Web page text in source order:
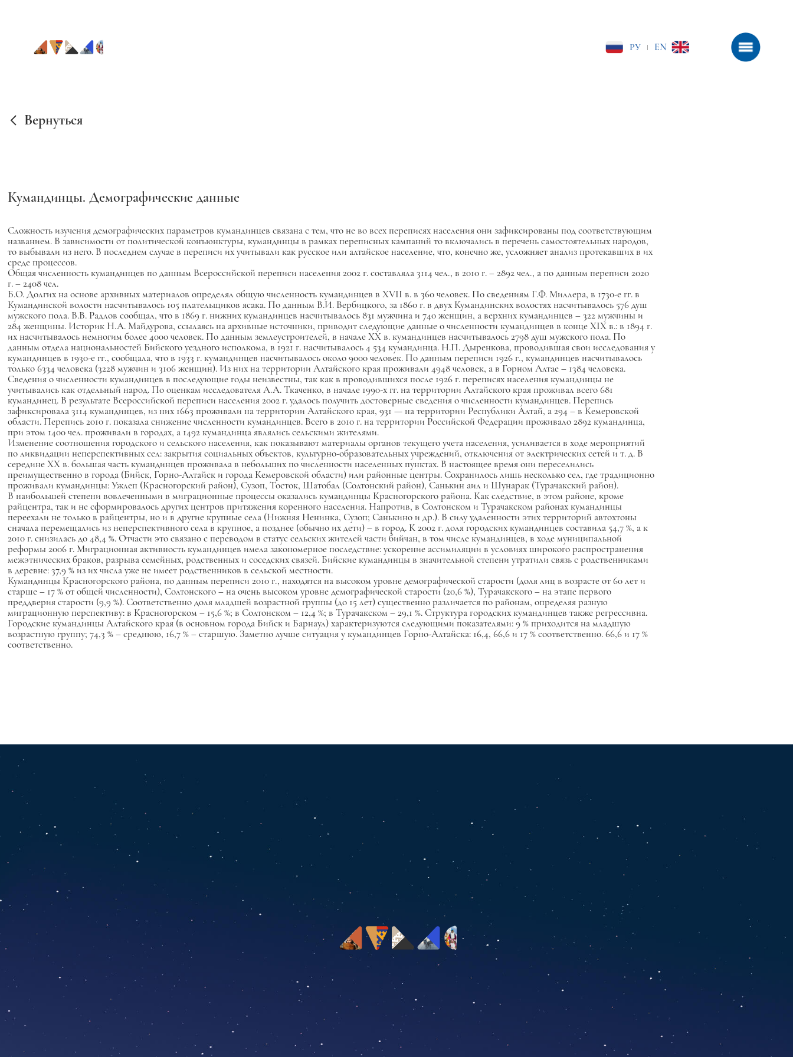
РУ EN
Вернуться
Кумандинцы. Демографические данные
Сложность изучения демографических параметров кумандинцев связана с тем, что не во всех переписях населения они зафиксированы под соответствующим
названием. В зависимости от политической конъюнктуры, кумандинцы в рамках переписных кампаний то включались в перечень самостоятельных народов,
то выбывали из него. В последнем случае в переписи их учитывали как русское или алтайское население, что, конечно же, усложняет анализ протекавших в их
среде процессов.
Общая численность кумандинцев по данным Всероссийской переписи населения 2002 г. составляла 3114 чел., в 2010 г. – 2892 чел., а по данным переписи 2020
г. – 2408 чел.
Б.О. Долгих на основе архивных материалов определял общую численность кумандинцев в XVII в. в 360 человек. По сведениям Г.Ф. Миллера, в 1730-е гг. в
Кумандинской волости насчитывалось 105 плательщиков ясака. По данным В.И. Вербицкого, за 1860 г. в двух Кумандинских волостях насчитывалось 576 душ
мужского пола. В.В. Радлов сообщал, что в 1869 г. нижних кумандинцев насчитывалось 831 мужчина и 740 женщин, а верхних кумандинцев – 322 мужчины и
284 женщины. Историк Н.А. Майдурова, ссылаясь на архивные источники, приводит следующие данные о численности кумандинцев в конце XIX в.: в 1894 г.
их насчитывалось немногим более 4000 человек. По данным землеустроителей, в начале XX в. кумандинцев насчитывалось 2798 душ мужского пола. По
данным отдела национальностей Бийского уездного исполкома, в 1921 г. насчитывалось 4 534 кумандинца. Н.П. Дыренкова, проводившая свои исследования у
кумандинцев в 1930-е гг., сообщала, что в 1933 г. кумандинцев насчитывалось около 9000 человек. По данным переписи 1926 г., кумандинцев насчитывалось
только 6334 человека (3228 мужчин и 3106 женщин). Из них на территории Алтайского края проживали 4948 человек, а в Горном Алтае – 1384 человека.
Сведения о численности кумандинцев в последующие годы неизвестны, так как в проводившихся после 1926 г. переписях населения кумандинцы не
учитывались как отдельный народ. По оценкам исследователя А.А. Ткаченко, в начале 1990-х гг. на территории Алтайского края проживал всего 681
кумандинец. В результате Всероссийской переписи населения 2002 г. удалось получить достоверные сведения о численности кумандинцев. Перепись
зафиксировала 3114 кумандинцев, из них 1663 проживали на территории Алтайского края, 931 — на территории Республики Алтай, а 294 – в Кемеровской
области. Перепись 2010 г. показала снижение численности кумандинцев. Всего в 2010 г. на территории Российской Федерации проживало 2892 кумандинца,
при этом 1400 чел. проживали в городах, а 1492 кумандинца являлись сельскими жителями.
Изменение соотношения городского и сельского населения, как показывают материалы органов текущего учета населения, усиливается в ходе мероприятий
по ликвидации неперспективных сел: закрытия социальных объектов, культурно-образовательных учреждений, отключения от электрических сетей и т. д. В
середине ХХ в. большая часть кумандинцев проживала в небольших по численности населенных пунктах. В настоящее время они переселились
преимущественно в города (Бийск, Горно-Алтайск и города Кемеровской области) или районные центры. Сохранилось лишь несколько сел, где традиционно
проживали кумандинцы: Ужлеп (Красногорский район), Сузоп, Тосток, Шатобал (Солтонский район), Санькин аил и Шунарак (Турачакский район).
В наибольшей степени вовлеченными в миграционные процессы оказались кумандинцы Красногорского района. Как следствие, в этом районе, кроме
райцентра, так и не сформировалось других центров притяжения коренного населения. Напротив, в Солтонском и Турачакском районах кумандинцы
переехали не только в райцентры, но и в другие крупные села (Нижняя Ненинка, Сузоп; Санькино и др.). В силу удаленности этих территорий автохтоны
сначала перемещались из неперспективного села в крупное, а позднее (обычно их дети) – в город. К 2002 г. доля городских кумандинцев составила 54,7 %, а к
2010 г. снизилась до 48,4 %. Отчасти это связано с переводом в статус сельских жителей части бийчан, в том числе кумандинцев, в ходе муниципальной
реформы 2006 г. Миграционная активность кумандинцев имела закономерное последствие: ускорение ассимиляции в условиях широкого распространения
межэтнических браков, разрыва семейных, родственных и соседских связей. Бийские кумандинцы в значительной степени утратили связь с родственниками
в деревне: 37,9 % из их числа уже не имеет родственников в сельской местности.
Кумандинцы Красногорского района, по данным переписи 2010 г., находятся на высоком уровне демографической старости (доля лиц в возрасте от 60 лет и
старше – 17 % от общей численности), Солтонского – на очень высоком уровне демографической старости (20,6 %), Турачакского – на этапе первого
преддверия старости (9,9 %). Соответственно доля младшей возрастной группы (до 15 лет) существенно различается по районам, определяя разную
миграционную перспективу: в Красногорском – 15,6 %; в Солтонском – 12,4 %; в Турачакском – 29,1 %. Структура городских кумандинцев также регрессивна.
Городские кумандинцы Алтайского края (в основном города Бийск и Барнаул) характеризуются следующими показателями: 9 % приходится на младшую
возрастную группу; 74,3 % – среднюю, 16,7 % – старшую. Заметно лучше ситуация у кумандинцев Горно-Алтайска: 16,4, 66,6 и 17 % соответственно. 66,6 и 17 %
соответственно.